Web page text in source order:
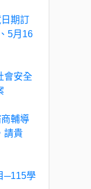
期訂
5月16
會安全
輔導
請貴
─115學